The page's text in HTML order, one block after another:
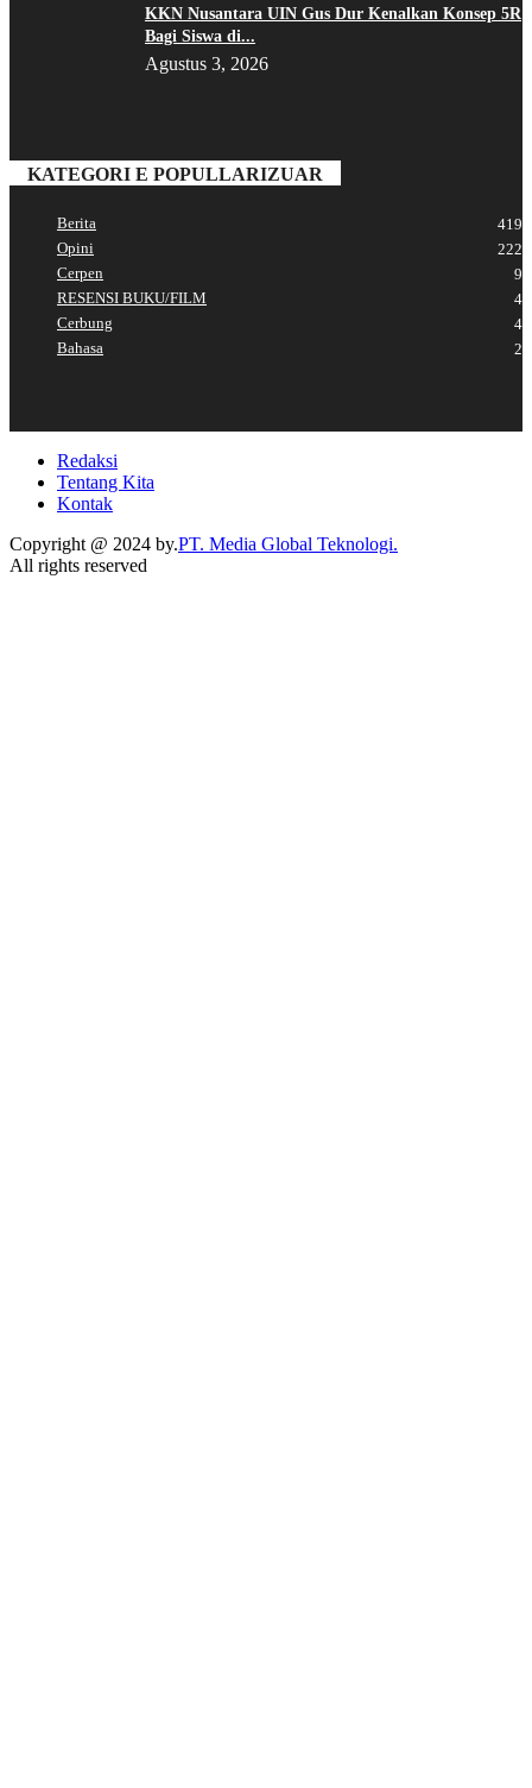
KKN Nusantara UIN Gus Dur Kenalkan Konsep 5R
Bagi Siswa di...
Agustus 3, 2026
KATEGORI E POPULLARIZUAR
Berita
419
Opini
222
Cerpen
9
RESENSI BUKU/FILM
4
Cerbung
4
Bahasa
2
Redaksi
Tentang Kita
Kontak
Copyright @ 2024 by.PT. Media Global Teknologi.
All rights reserved